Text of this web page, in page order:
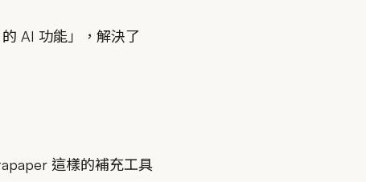
AI 功能」，解決了
這樣的補充工具